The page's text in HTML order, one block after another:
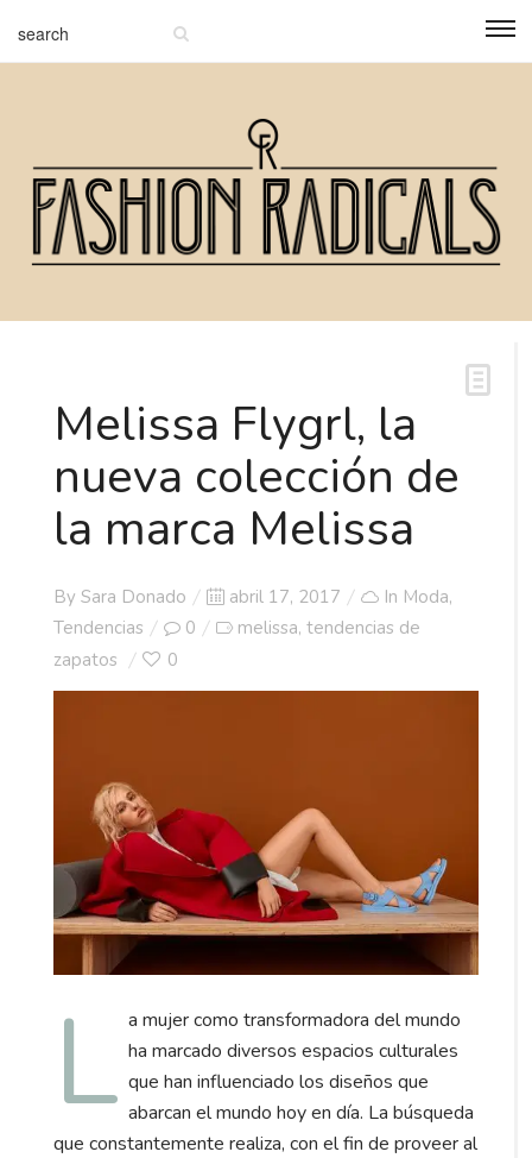
Melissa Flygrl, la
nueva colección de
la marca Melissa
By Sara Donado
Posted
on
abril 17, 2017 In Moda,
Tendencias
0 melissa, tendencias de
zapatos
0
L a mujer como transformadora del mundo
ha marcado diversos espacios culturales
que han influenciado los diseños que
abarcan el mundo hoy en día. La búsqueda
que constantemente realiza, con el fin de proveer al